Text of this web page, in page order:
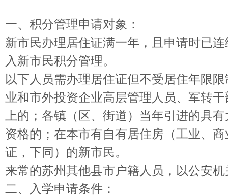
一、积分管理申请对象：
新市民办理居住证满一年，且申请时已
入新市民积分管理。
以下人员需办理居住证但不受居住年限
业和市外投资企业高层管理人员、军转
上的；各镇（区、街道）当年引进的具
资格的；在本市有自有居住房（工业、
证，下同）的新市民。
来常的苏州其他县市户籍人员，以公安
二、入学申请条件：